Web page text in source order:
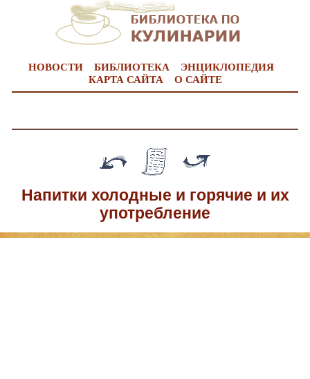
НОВОСТИ БИБЛИОТЕКА
ЭНЦИКЛОПЕДИЯ
КАРТА САЙТА
О САЙТЕ
Напитки холодные и горячие и их
употребление